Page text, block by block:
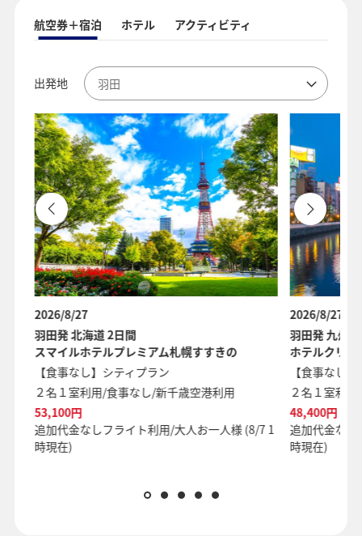
航空券＋宿泊 ホテル アクティビティ
出発地
2026/8/27
羽田発 北海道 2日間
スマイルホテルプレミアム札幌すすきの
【食事なし】シティプラン
２名１室利用/食事なし/新千歳空港利用
53,100円
追加代金なしフライト利用/大人お一人様 (8/7 1
時現在)
2026/8/27
羽田発 九州 2
ホテルクリオ
【食事なし
２名１室利
48,400円
追加代金な
時現在)